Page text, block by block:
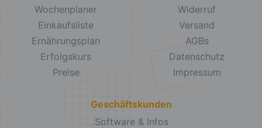
Wochenplaner
Einkaufsliste
Ernährungsplan
Erfolgskurs
Preise
Widerruf
Versand
AGBs
Datenschutz
Impressum
Geschäftskunden
Software & Infos